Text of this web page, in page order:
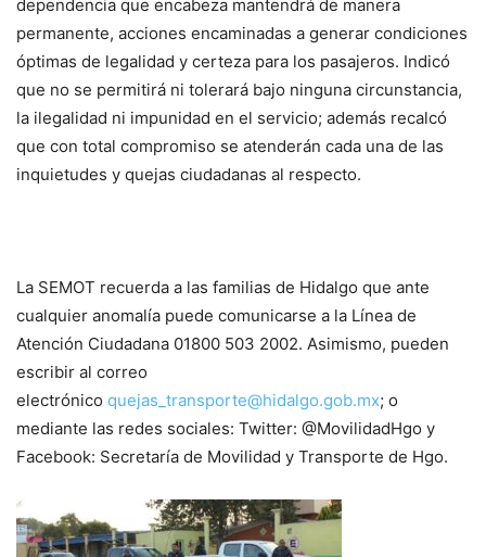
dependencia que encabeza mantendrá de manera
permanente, acciones encaminadas a generar condiciones
óptimas de legalidad y certeza para los pasajeros. Indicó
que no se permitirá ni tolerará bajo ninguna circunstancia,
la ilegalidad ni impunidad en el servicio; además recalcó
que con total compromiso se atenderán cada una de las
inquietudes y quejas ciudadanas al respecto.
La SEMOT recuerda a las familias de Hidalgo que ante
cualquier anomalía puede comunicarse a la Línea de
Atención Ciudadana 01800 503 2002. Asimismo, pueden
escribir al correo
electrónico quejas_transporte@hidalgo.gob.mx; o
mediante las redes sociales: Twitter: @MovilidadHgo y
Facebook: Secretaría de Movilidad y Transporte de Hgo.